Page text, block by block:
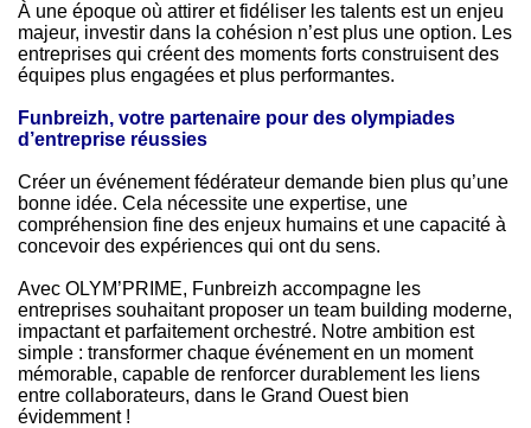
À une époque où attirer et fidéliser les talents est un enjeu
majeur, investir dans la cohésion n’est plus une option. Les
entreprises qui créent des moments forts construisent des
équipes plus engagées et plus performantes.
Funbreizh, votre partenaire pour des olympiades
d’entreprise réussies
Créer un événement fédérateur demande bien plus qu’une
bonne idée. Cela nécessite une expertise, une
compréhension fine des enjeux humains et une capacité à
concevoir des expériences qui ont du sens.
Avec OLYM’PRIME, Funbreizh accompagne les
entreprises souhaitant proposer un team building moderne,
impactant et parfaitement orchestré. Notre ambition est
simple : transformer chaque événement en un moment
mémorable, capable de renforcer durablement les liens
entre collaborateurs, dans le Grand Ouest bien
évidemment !